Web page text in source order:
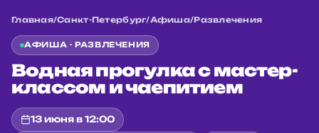
Главная/Санкт-Петербург/Афиша/Развлечения
АФИША ·РАЗВЛЕЧЕНИЯ
Водная прогулка с мастер-
классом и чаепитием
13 июня в 12:00